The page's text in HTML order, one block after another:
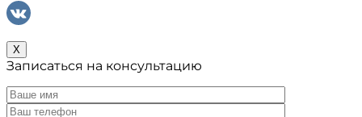
X
Записаться на консультацию